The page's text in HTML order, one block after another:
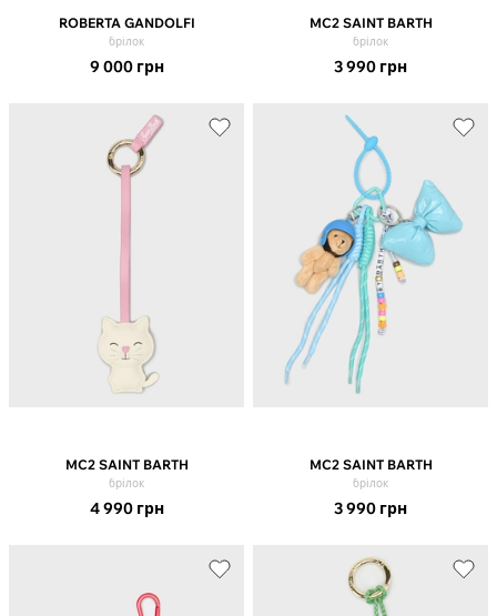
ROBERTA GANDOLFI
брілок
9 000 грн
MC2 SAINT BARTH
брілок
3 990 грн
MC2 SAINT BARTH
брілок
4 990 грн
MC2 SAINT BARTH
брілок
3 990 грн